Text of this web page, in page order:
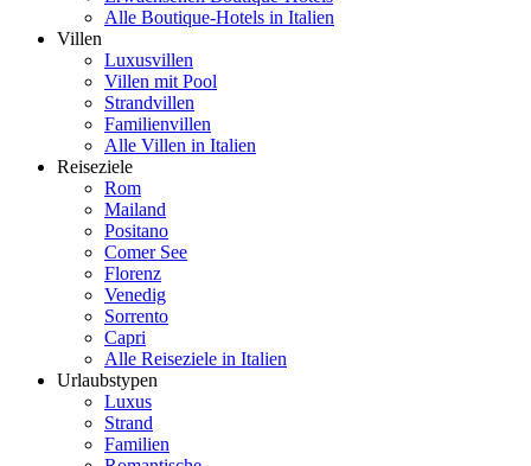
Alle Boutique-Hotels in Italien
Villen
Luxusvillen
Villen mit Pool
Strandvillen
Familienvillen
Alle Villen in Italien
Reiseziele
Rom
Mailand
Positano
Comer See
Florenz
Venedig
Sorrento
Capri
Alle Reiseziele in Italien
Urlaubstypen
Luxus
Strand
Familien